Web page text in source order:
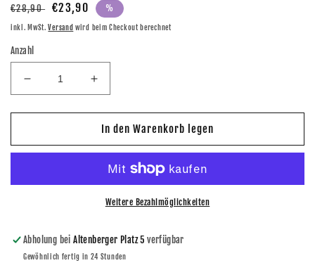
Normaler
Preis
€28,90 Verkaufspreis
€23,90 %
inkl. MwSt.Versand wird beim Checkout berechnet
Anzahl
Verringere
die
Menge
Geschenkbox
Erhöhe
die
Menge
für
Geschenkbox
In den Warenkorb legen
Weitere Bezahlmöglichkeiten
Abholung beiAltenberger Platz 5 verfügbar
Gewöhnlich fertig in 24 Stunden